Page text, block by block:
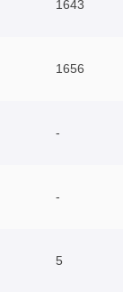
1643
1656
-
-
5